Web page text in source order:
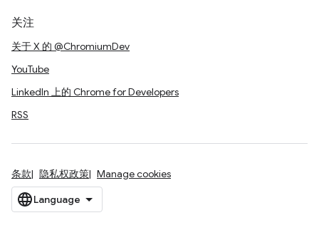
关注
关于 X 的 @ChromiumDev
YouTube
LinkedIn 上的 Chrome for Developers
RSS
条款 隐私权政策 Manage cookies